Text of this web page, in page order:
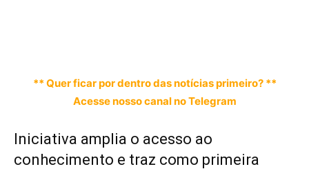
** Quer ficar por dentro das notícias primeiro? **
Acesse nosso canal no Telegram
Iniciativa amplia o acesso ao
conhecimento e traz como primeira